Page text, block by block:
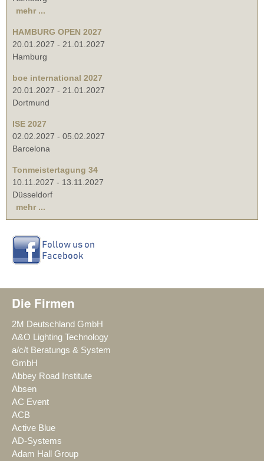
mehr ...
HAMBURG OPEN 2027
20.01.2027 - 21.01.2027
Hamburg
boe international 2027
20.01.2027 - 21.01.2027
Dortmund
ISE 2027
02.02.2027 - 05.02.2027
Barcelona
Tonmeistertagung 34
10.11.2027 - 13.11.2027
Düsseldorf
mehr ...
Die Firmen
2M Deutschland GmbH
A&O Lighting Technology
a/c/t Beratungs & System
GmbH
Abbey Road Institute
Absen
AC Event
ACB
Active Blue
AD-Systems
Adam Hall Group